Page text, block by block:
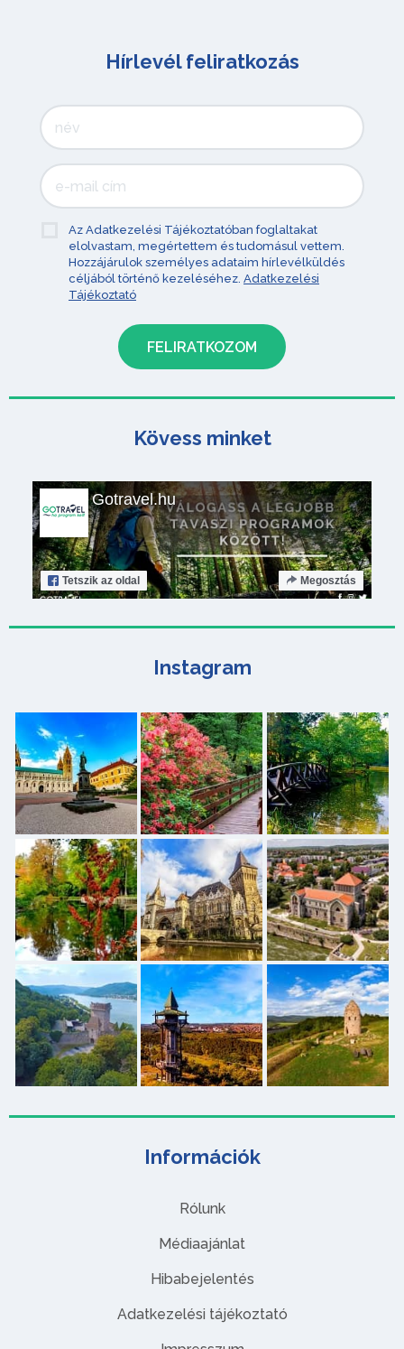
Információk
Rólunk
Médiaajánlat
Hibabejelentés
Adatkezelési tájékoztató
Hírlevél feliratkozás
Az Adatkezelési Tájékoztatóban foglaltakat
elolvastam, megértettem és tudomásul vettem.
Hozzájárulok személyes adataim hírlevélküldés
céljából történő kezeléséhez. Adatkezelési
Tájékoztató
Kövess minket
Gotravel.hu
Tetszik az oldal Megosztás
Instagram